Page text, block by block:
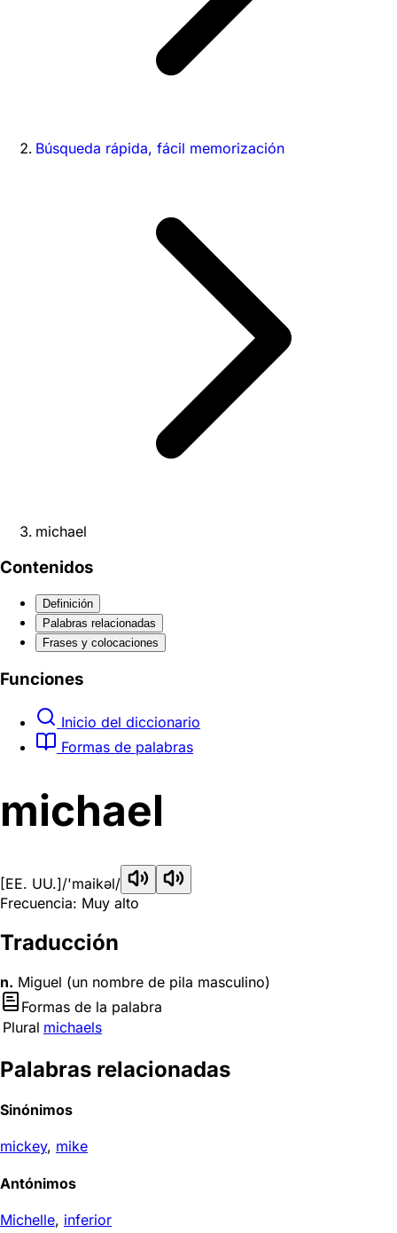
Búsqueda rápida, fácil memorización
michael
Contenidos
Definición
Palabras relacionadas
Frases y colocaciones
Funciones
Inicio del diccionario
Formas de palabras
michael
[EE. UU.]/'maikəl/
Frecuencia: Muy alto
Traducción
n. Miguel (un nombre de pila masculino)
Formas de la palabra
Plural michaels
Palabras relacionadas
Sinónimos
mickey, mike
Antónimos
Michelle, inferior